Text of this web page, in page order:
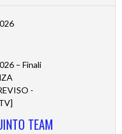
– Finali
-
TEAM